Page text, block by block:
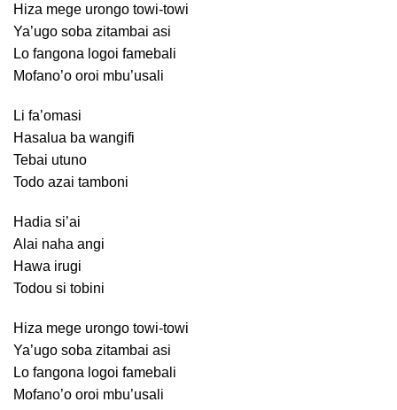
Hiza mege urongo towi-towi
Ya’ugo soba zitambai asi
Lo fangona logoi famebali
Mofano’o oroi mbu’usali
Li fa’omasi
Hasalua ba wangifi
Tebai utuno
Todo azai tamboni
Hadia si’ai
Alai naha angi
Hawa irugi
Todou si tobini
Hiza mege urongo towi-towi
Ya’ugo soba zitambai asi
Lo fangona logoi famebali
Mofano’o oroi mbu’usali